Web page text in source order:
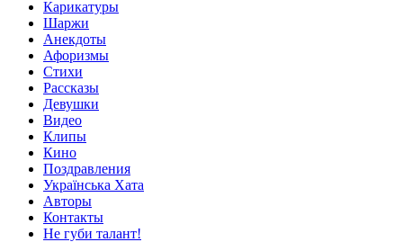
Карикатуры
Шаржи
Анекдоты
Афоризмы
Стихи
Рассказы
Девушки
Видео
Клипы
Кино
Поздравления
Українська Хата
Авторы
Контакты
Не губи талант!